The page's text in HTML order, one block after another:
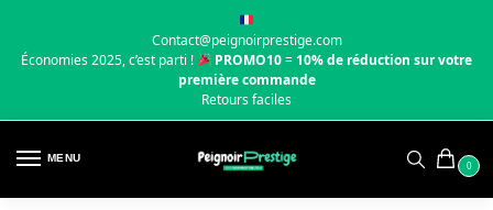
Contact@peignoirprestige.com
Économies 2025, c’est parti !
PROMO10=10% de réduction sur votre
première commande
Retours faciles
MENU
0